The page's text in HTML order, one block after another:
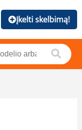
Įkelti skelbimą!